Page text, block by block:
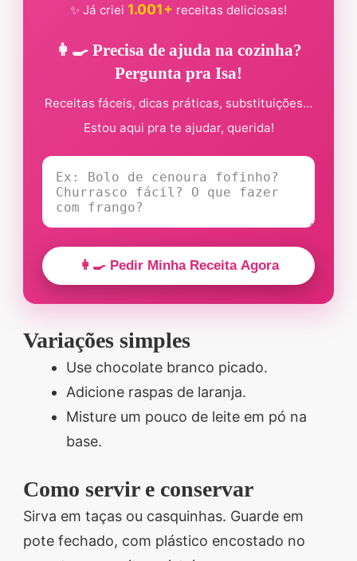
✨ Já criei 1.001+ receitas deliciosas!
👩‍🍳 Precisa de ajuda na cozinha?
Pergunta pra Isa!
Receitas fáceis, dicas práticas, substituições...
Estou aqui pra te ajudar, querida!
👩‍🍳 Pedir Minha Receita Agora
Variações simples
Use chocolate branco picado.
Adicione raspas de laranja.
Misture um pouco de leite em pó na
base.
Como servir e conservar
Sirva em taças ou casquinhas. Guarde em
pote fechado, com plástico encostado no